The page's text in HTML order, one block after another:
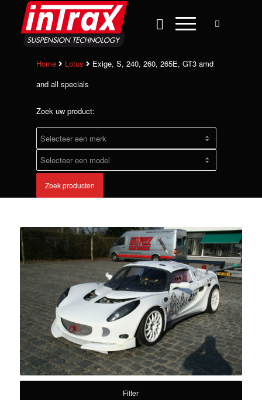
Home Lotus
Exige, S, 240, 260, 265E, GT3 amd
and all specials
Zoek uw product:
Zoek producten
Filter